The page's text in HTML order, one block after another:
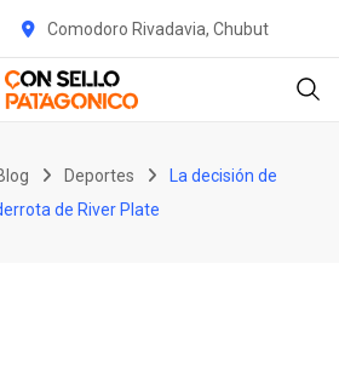
Comodoro Rivadavia, Chubut
Deportes
La decisión de
de River Plate